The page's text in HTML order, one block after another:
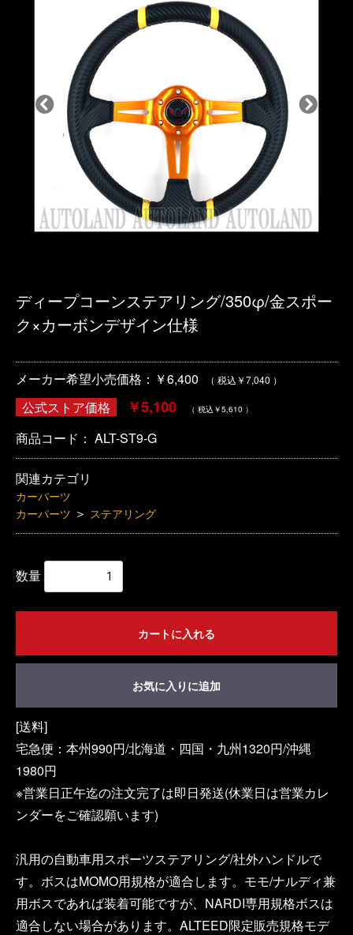
ディープコーンステアリング/350φ/金スポー
ク×カーボンデザイン仕様
メーカー希望小売価格：￥6,400 （ 税込￥7,040 ）
公式ストア価格 ￥5,100 （ 税込￥5,610 ）
商品コード： ALT-ST9-G
関連カテゴリ
カーパーツ
カーパーツ ＞ ステアリング
数量
カートに入れる
お気に入りに追加
[送料]
宅急便：本州990円/北海道・四国・九州1320円/沖縄
1980円
※営業日正午迄の注文完了は即日発送(休業日は営業カレ
ンダーをご確認願います)
汎用の自動車用スポーツステアリング/社外ハンドルで
す。ボスはMOMO用規格が適合します。モモ/ナルディ兼
用ボスであれば装着可能ですが、NARDI専用規格ボスは
適合しない場合があります。ALTEED限定販売規格モデ